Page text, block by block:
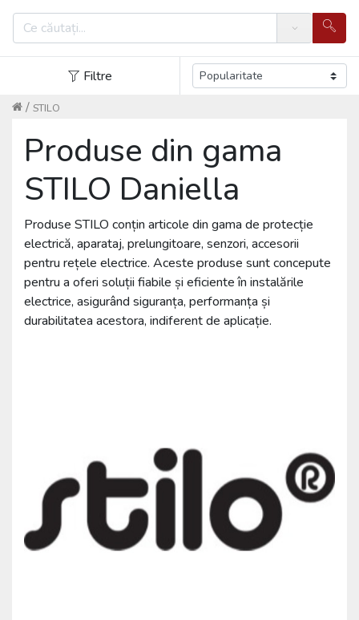
Search
Filtre
STILO
/
Produse din gama
STILO Daniella
Produse STILO conțin articole din gama de protecție
electrică, aparataj, prelungitoare, senzori, accesorii
pentru rețele electrice. Aceste produse sunt concepute
pentru a oferi soluții fiabile și eficiente în instalările
electrice, asigurând siguranța, performanța și
durabilitatea acestora, indiferent de aplicație.